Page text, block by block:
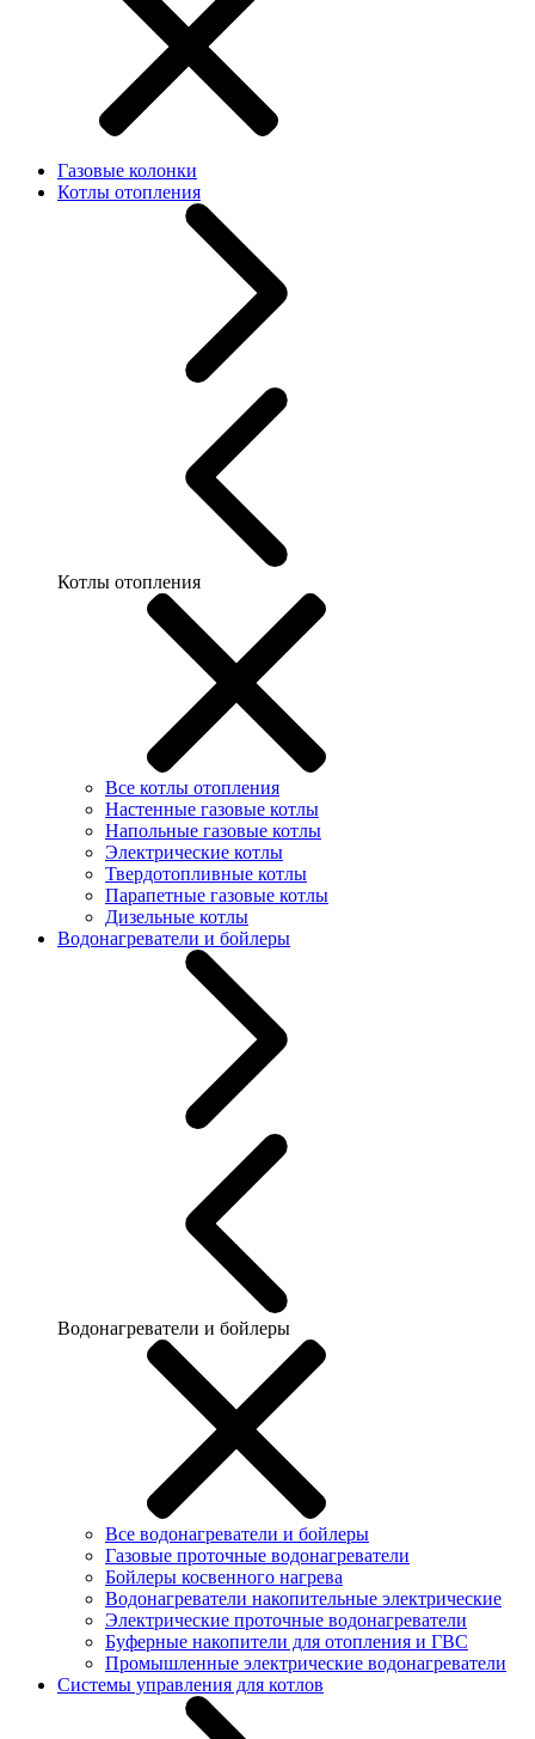
Газовые колонки
Котлы отопления
Котлы отопления
Все котлы отопления
Настенные газовые котлы
Напольные газовые котлы
Электрические котлы
Твердотопливные котлы
Парапетные газовые котлы
Дизельные котлы
Водонагреватели и бойлеры
Водонагреватели и бойлеры
Все водонагреватели и бойлеры
Газовые проточные водонагреватели
Бойлеры косвенного нагрева
Водонагреватели накопительные электрические
Электрические проточные водонагреватели
Буферные накопители для отопления и ГВС
Промышленные электрические водонагреватели
Системы управления для котлов